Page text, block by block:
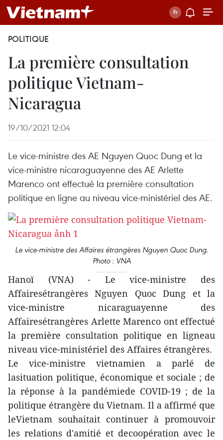
POLITIQUE
La première consultation
politique Vietnam-
Nicaragua
19/10/2021 12:04
Le vice-ministre des AE Nguyen Quoc Dung et la
vice-ministre nicaraguayenne des AE Arlette
Marenco ont effectué la première consultation
politique en ligne au niveau vice-ministériel des AE.
Le vice-ministre des Affaires étrangères Nguyen Quoc Dung.
Photo : VNA
Hanoï (VNA) - Le vice-ministre des
Affairesétrangères Nguyen Quoc Dung et la
vice-ministre nicaraguayenne des
Affairesétrangères Arlette Marenco ont effectué
la première consultation politique en ligneau
niveau vice-ministériel des Affaires étrangères.
Le vice-ministre vietnamien a parlé de
lasituation politique, économique et sociale ; de
la réponse à la pandémiede COVID-19 ; de la
politique étrangère du Vietnam. Il a affirmé que
leVietnam souhaitait continuer à promouvoir
les relations d'amitié et decoopération avec le